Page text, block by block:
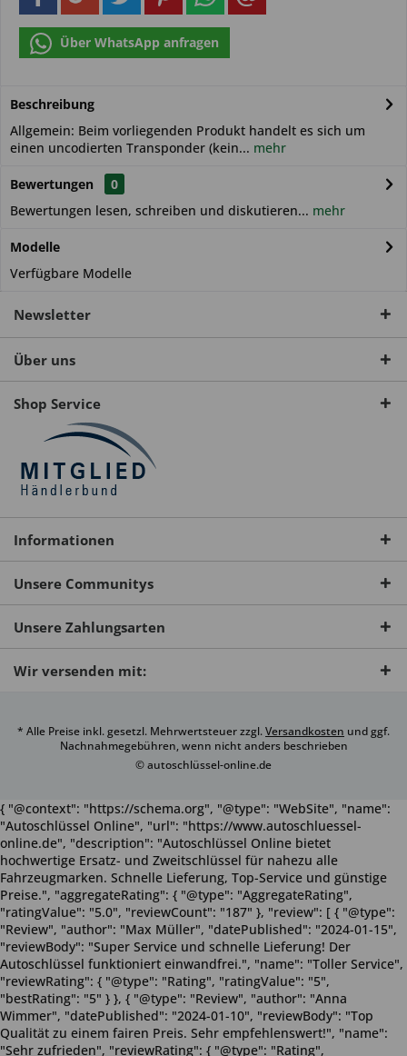
Über WhatsApp anfragen
Beschreibung
Allgemein: Beim vorliegenden Produkt handelt es sich um
einen uncodierten Transponder (kein... mehr
Bewertungen
0
Bewertungen lesen, schreiben und diskutieren... mehr
Modelle
Verfügbare Modelle
Newsletter
Über uns
Shop Service
Informationen
Unsere Communitys
Unsere Zahlungsarten
Wir versenden mit:
* Alle Preise inkl. gesetzl. Mehrwertsteuer zzgl.Versandkosten und ggf.
Nachnahmegebühren, wenn nicht anders beschrieben
© autoschlüssel-online.de
{ "@context": "https://schema.org", "@type": "WebSite", "name":
"Autoschlüssel Online", "url": "https://www.autoschluessel-
online.de", "description": "Autoschlüssel Online bietet
hochwertige Ersatz- und Zweitschlüssel für nahezu alle
Fahrzeugmarken. Schnelle Lieferung, Top-Service und günstige
Preise.", "aggregateRating": { "@type": "AggregateRating",
"ratingValue": "5.0", "reviewCount": "187" }, "review": [ { "@type":
"Review", "author": "Max Müller", "datePublished": "2024-01-15",
"reviewBody": "Super Service und schnelle Lieferung! Der
Autoschlüssel funktioniert einwandfrei.", "name": "Toller Service",
"reviewRating": { "@type": "Rating", "ratingValue": "5",
"bestRating": "5" } }, { "@type": "Review", "author": "Anna
Wimmer", "datePublished": "2024-01-10", "reviewBody": "Top
Qualität zu einem fairen Preis. Sehr empfehlenswert!", "name":
"Sehr zufrieden", "reviewRating": { "@type": "Rating",